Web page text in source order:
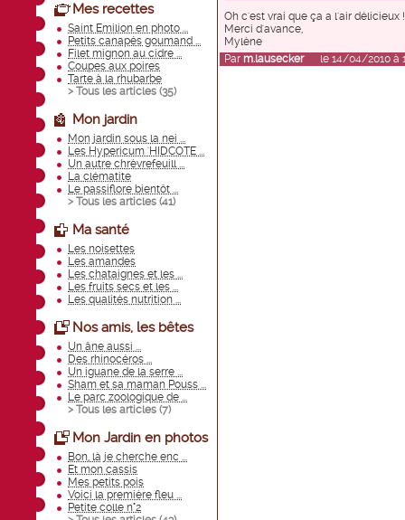
Mes recettes
Saint Emilion en photo ...
Petits canapés goumand ...
Filet mignon au cidre ...
Coupes aux poires
Tarte à la rhubarbe
> Tous les articles (35)
Mon jardin
Mon jardin sous la nei ...
Les Hypericum 'HIDCOTE ...
Un autre chrèvrefeuill ...
La clématite
Le passiflore bientôt ...
> Tous les articles (41)
Ma santé
Les noisettes
Les amandes
Les chataignes et les ...
Les fruits secs et les ...
Les qualités nutrition ...
Nos amis, les bêtes
Un âne aussi ...
Des rhinocéros ...
Un iguane de la serre ...
Sham et sa maman Pouss ...
Le parc zoologique de ...
> Tous les articles (7)
Mon Jardin en photos
Bon, là je cherche enc ...
Et mon cassis
Mes petits pois
Voici la première fleu ...
Petite colle n°2
Oh c'est vrai que ça a l'air délicieux
Merci d'avance,
Mylène
Par m.lauseckerle 14/04/2010 à